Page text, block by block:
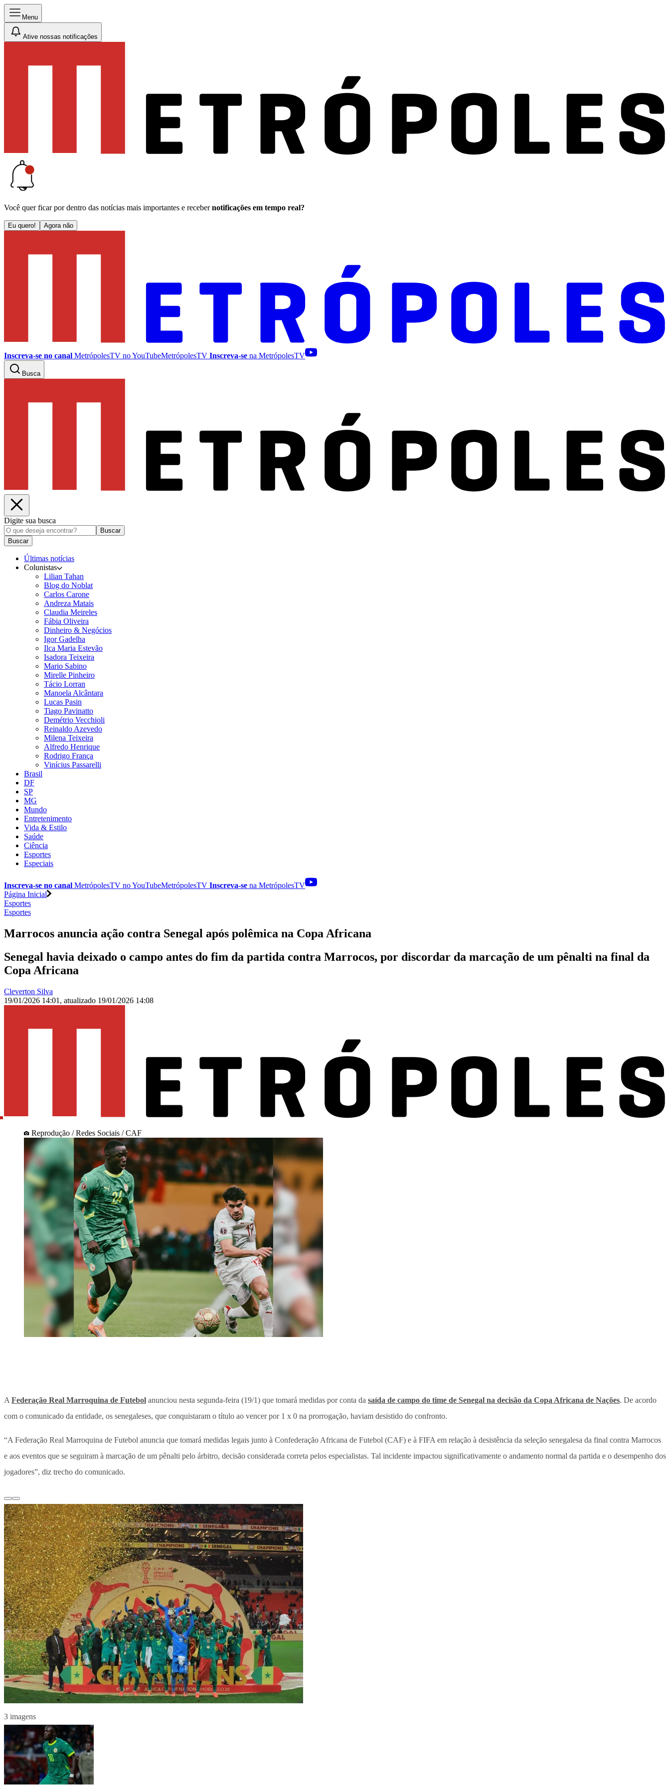
Menu
Ative nossas notificações
Você quer ficar por dentro das notícias mais importantes e receber notificações em tempo real?
Eu quero! Agora não
Inscreva-se no canal MetrópolesTV noYouTubeMetrópolesTV Inscreva-se na MetrópolesTV
Busca
Digite sua busca
Buscar
Buscar
Últimas notícias
Colunistas
Lilian Tahan
Blog do Noblat
Carlos Carone
Andreza Matais
Claudia Meireles
Fábia Oliveira
Dinheiro & Negócios
Igor Gadelha
Ilca Maria Estevão
Isadora Teixeira
Mario Sabino
Mirelle Pinheiro
Tácio Lorran
Manoela Alcântara
Lucas Pasin
Tiago Pavinatto
Demétrio Vecchioli
Reinaldo Azevedo
Milena Teixeira
Alfredo Henrique
Rodrigo França
Vinícius Passarelli
Brasil
DF
SP
MG
Mundo
Entretenimento
Vida & Estilo
Saúde
Ciência
Esportes
Especiais
Inscreva-se no canal MetrópolesTV noYouTubeMetrópolesTV Inscreva-se na MetrópolesTV
Página Inicial
Esportes
Esportes
Marrocos anuncia ação contra Senegal após polêmica na Copa Africana
Senegal havia deixado o campo antes do fim da partida contra Marrocos, por discordar da marcação de um pênalti na final da
Copa Africana
Cleverton Silva
19/01/2026 14:01 , atualizado 19/01/2026 14:08
Reprodução / Redes Sociais / CAF
A Federação Real Marroquina de Futebol anunciou nesta segunda-feira (19/1) que tomará medidas por conta da saída de campo do time de Senegal na decisão da Copa Africana de Nações. De acordo
com o comunicado da entidade, os senegaleses, que conquistaram o título ao vencer por 1 x 0 na prorrogação, haviam desistido do confronto.
“A Federação Real Marroquina de Futebol anuncia que tomará medidas legais junto à Confederação Africana de Futebol (CAF) e à FIFA em relação à desistência da seleção senegalesa da final contra Marrocos
e aos eventos que se seguiram à marcação de um pênalti pelo árbitro, decisão considerada correta pelos especialistas. Tal incidente impactou significativamente o andamento normal da partida e o desempenho dos
jogadores”, diz trecho do comunicado.
3 imagens